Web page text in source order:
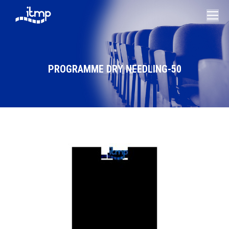
PROGRAMME DRY NEEDLING-50
Vous êtes ici :